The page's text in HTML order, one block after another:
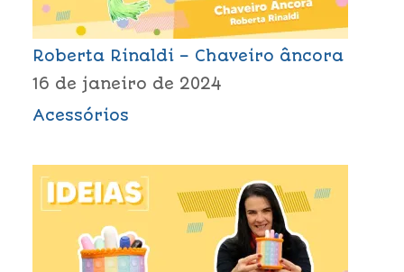
Roberta Rinaldi – Chaveiro âncora
16 de janeiro de 2024
Acessórios